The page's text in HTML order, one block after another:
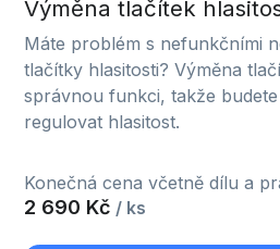
Výměna tlačítek
Máte problém s nefunkčními
tlačítky hlasitosti? Výměna
správnou funkci, takže
regulovat hlasitost.
Konečná cena včetně dílu a
2 690 Kč / ks